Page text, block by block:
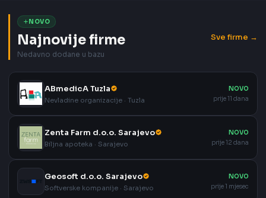
NOVO
Najnovije firme
Nedavno dodane u bazu
Sve firme →
ABmedicA Tuzla
Nevladine organizacije · Tuzla
NOVO
prije 11 dana
Zenta Farm d.o.o. Sarajevo
Biljna apoteka · Sarajevo
NOVO
prije 12 dana
Geosoft d.o.o. Sarajevo
Softverske kompanije · Sarajevo
NOVO
prije 1 mjesec